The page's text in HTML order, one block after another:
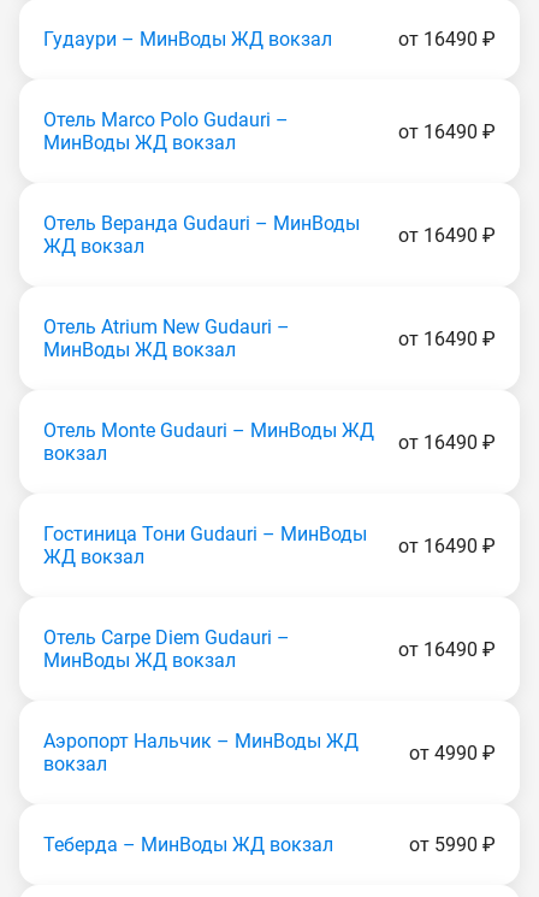
Гудаури – МинВоды ЖД вокзал от 16490 ₽
Отель Marco Polo Gudаuri –
МинВоды ЖД вокзал
от 16490 ₽
Отель Веранда Gudаuri – МинВоды
ЖД вокзал
от 16490 ₽
Отель Atrium New Gudаuri –
МинВоды ЖД вокзал
от 16490 ₽
Отель Monte Gudаuri – МинВоды ЖД
вокзал
от 16490 ₽
Гостиница Тони Gudаuri – МинВоды
ЖД вокзал
от 16490 ₽
Отель Carpe Diem Gudаuri –
МинВоды ЖД вокзал
от 16490 ₽
Аэропорт Нальчик – МинВоды ЖД
вокзал
от 4990 ₽
Теберда – МинВоды ЖД вокзал от 5990 ₽